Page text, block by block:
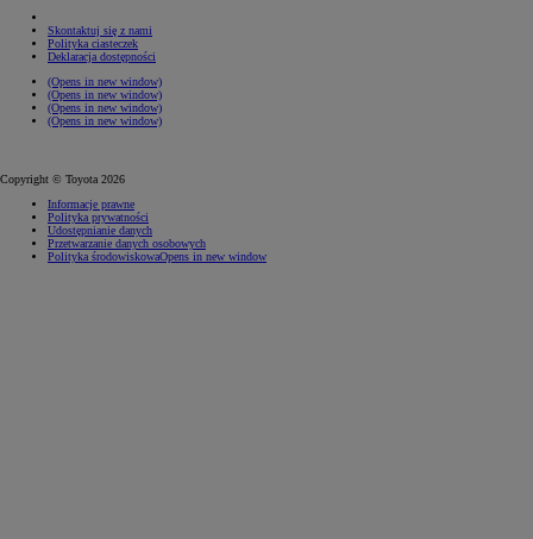
Skontaktuj się z nami
Polityka ciasteczek
Deklaracja dostępności
(Opens in new window)
(Opens in new window)
(Opens in new window)
(Opens in new window)
Copyright © Toyota 2026
Informacje prawne
Polityka prywatności
Udostępnianie danych
Przetwarzanie danych osobowych
Polityka środowiskowaOpens in new window